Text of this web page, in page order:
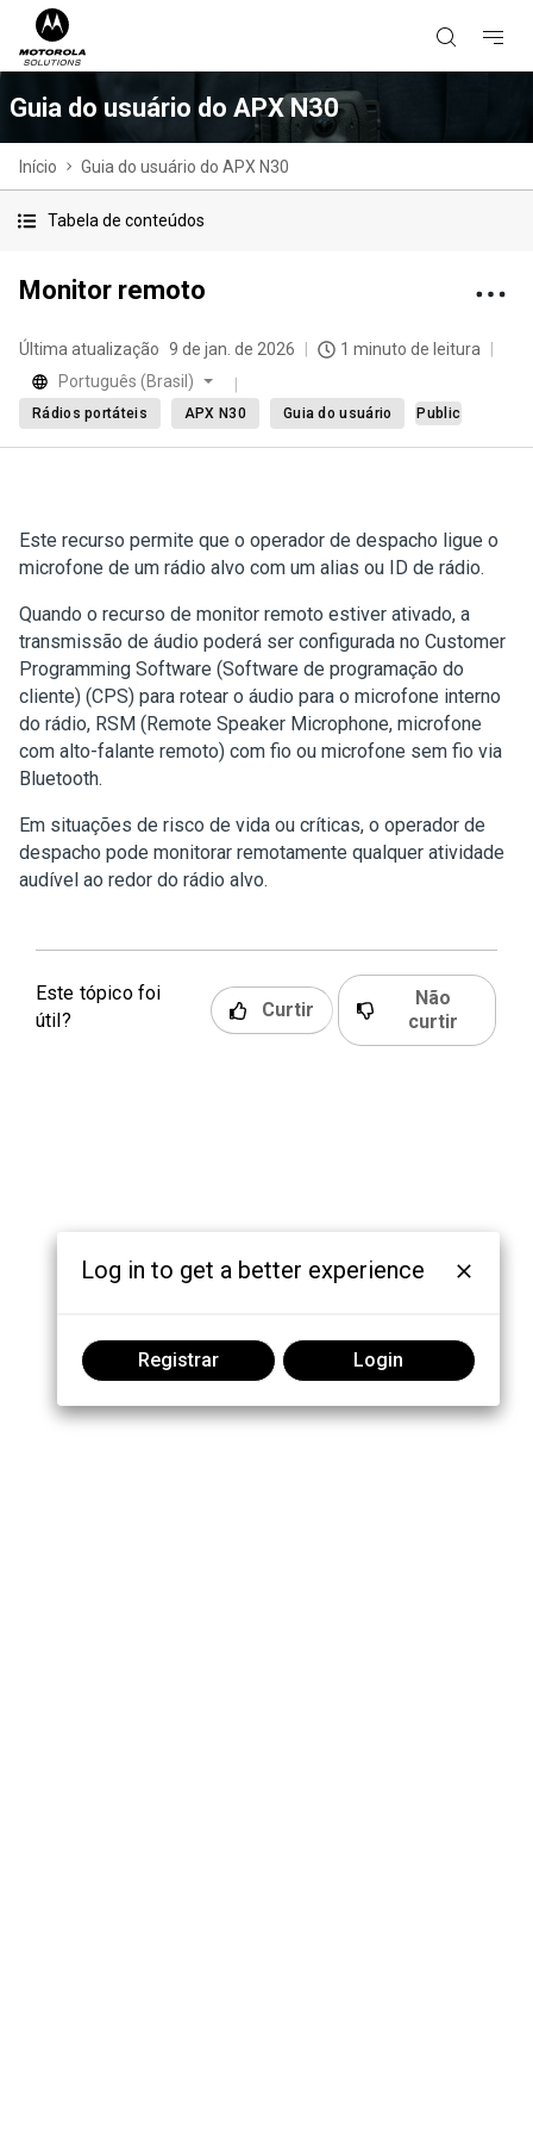
Guia do usuário do APX N30
Início Guia do usuário do APX N30
Tabela de conteúdos
Monitor remoto
Última atualização 9 de jan. de 2026
1 minuto de leitura
Português (Brasil)
Rádios portáteis APX N30 Guia do usuário Public
Este recurso permite que o operador de despacho ligue o
microfone de um rádio alvo com um alias ou ID de rádio.
Quando o recurso de monitor remoto estiver ativado, a
transmissão de áudio poderá ser configurada no Customer
Programming Software (Software de programação do
cliente) (CPS) para rotear o áudio para o microfone interno
do rádio, RSM (Remote Speaker Microphone, microfone
com alto-falante remoto) com fio ou microfone sem fio via
Bluetooth.
Em situações de risco de vida ou críticas, o operador de
despacho pode monitorar remotamente qualquer atividade
audível ao redor do rádio alvo.
Este tópico foi
útil?
Curtir
Não
curtir
Log in to get a better experience
Registrar Login